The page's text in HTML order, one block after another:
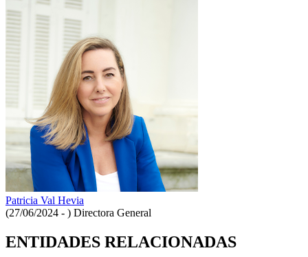
Patricia Val Hevia
(27/06/2024 - ) Directora General
ENTIDADES RELACIONADAS